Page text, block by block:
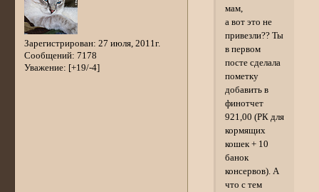
Зарегистрирован: 27 июля, 2011г.
Сообщений: 7178
Уважение: [+19/-4]
мам,
а вот это не
привезли?? Ты
в первом
посте сделала
пометку
добавить в
финотчет
921,00 (РК для
кормящих
кошек + 10
банок
консервов). А
что с тем